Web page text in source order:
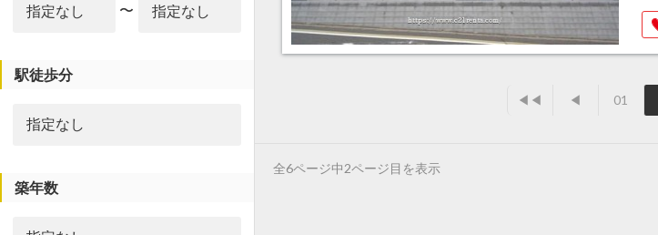
〜
駅徒歩分
築年数
◀◀ ◀ 01
全6ページ中2ページ目を表示